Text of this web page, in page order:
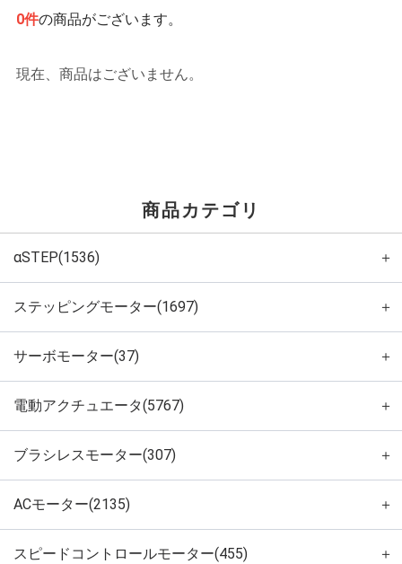
0件の商品がございます。
現在、商品はございません。
商品カテゴリ
αSTEP(1536) ＋
ステッピングモーター(1697) ＋
サーボモーター(37) ＋
電動アクチュエータ(5767) ＋
ブラシレスモーター(307) ＋
ACモーター(2135) ＋
スピードコントロールモーター(455) ＋